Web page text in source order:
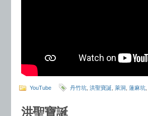
YouTube 丹竹坑 洪聖寶誕 萊洞 蓮麻坑
洪聖寶誕